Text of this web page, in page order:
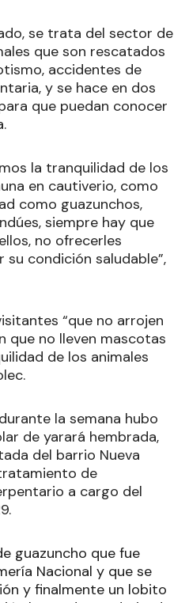
se trata del sector de
que son rescatados
accidentes de
y se hace en dos
que puedan conocer
la tranquilidad de los
en cautiverio, como
como guazunchos,
siempre hay que
no ofrecerles
condición saludable”,
“que no arrojen
que no lleven mascotas
de los animales
la semana hubo
de yarará hembrada,
del barrio Nueva
de
a cargo del
guazuncho que fue
Nacional y que se
y finalmente un lobito